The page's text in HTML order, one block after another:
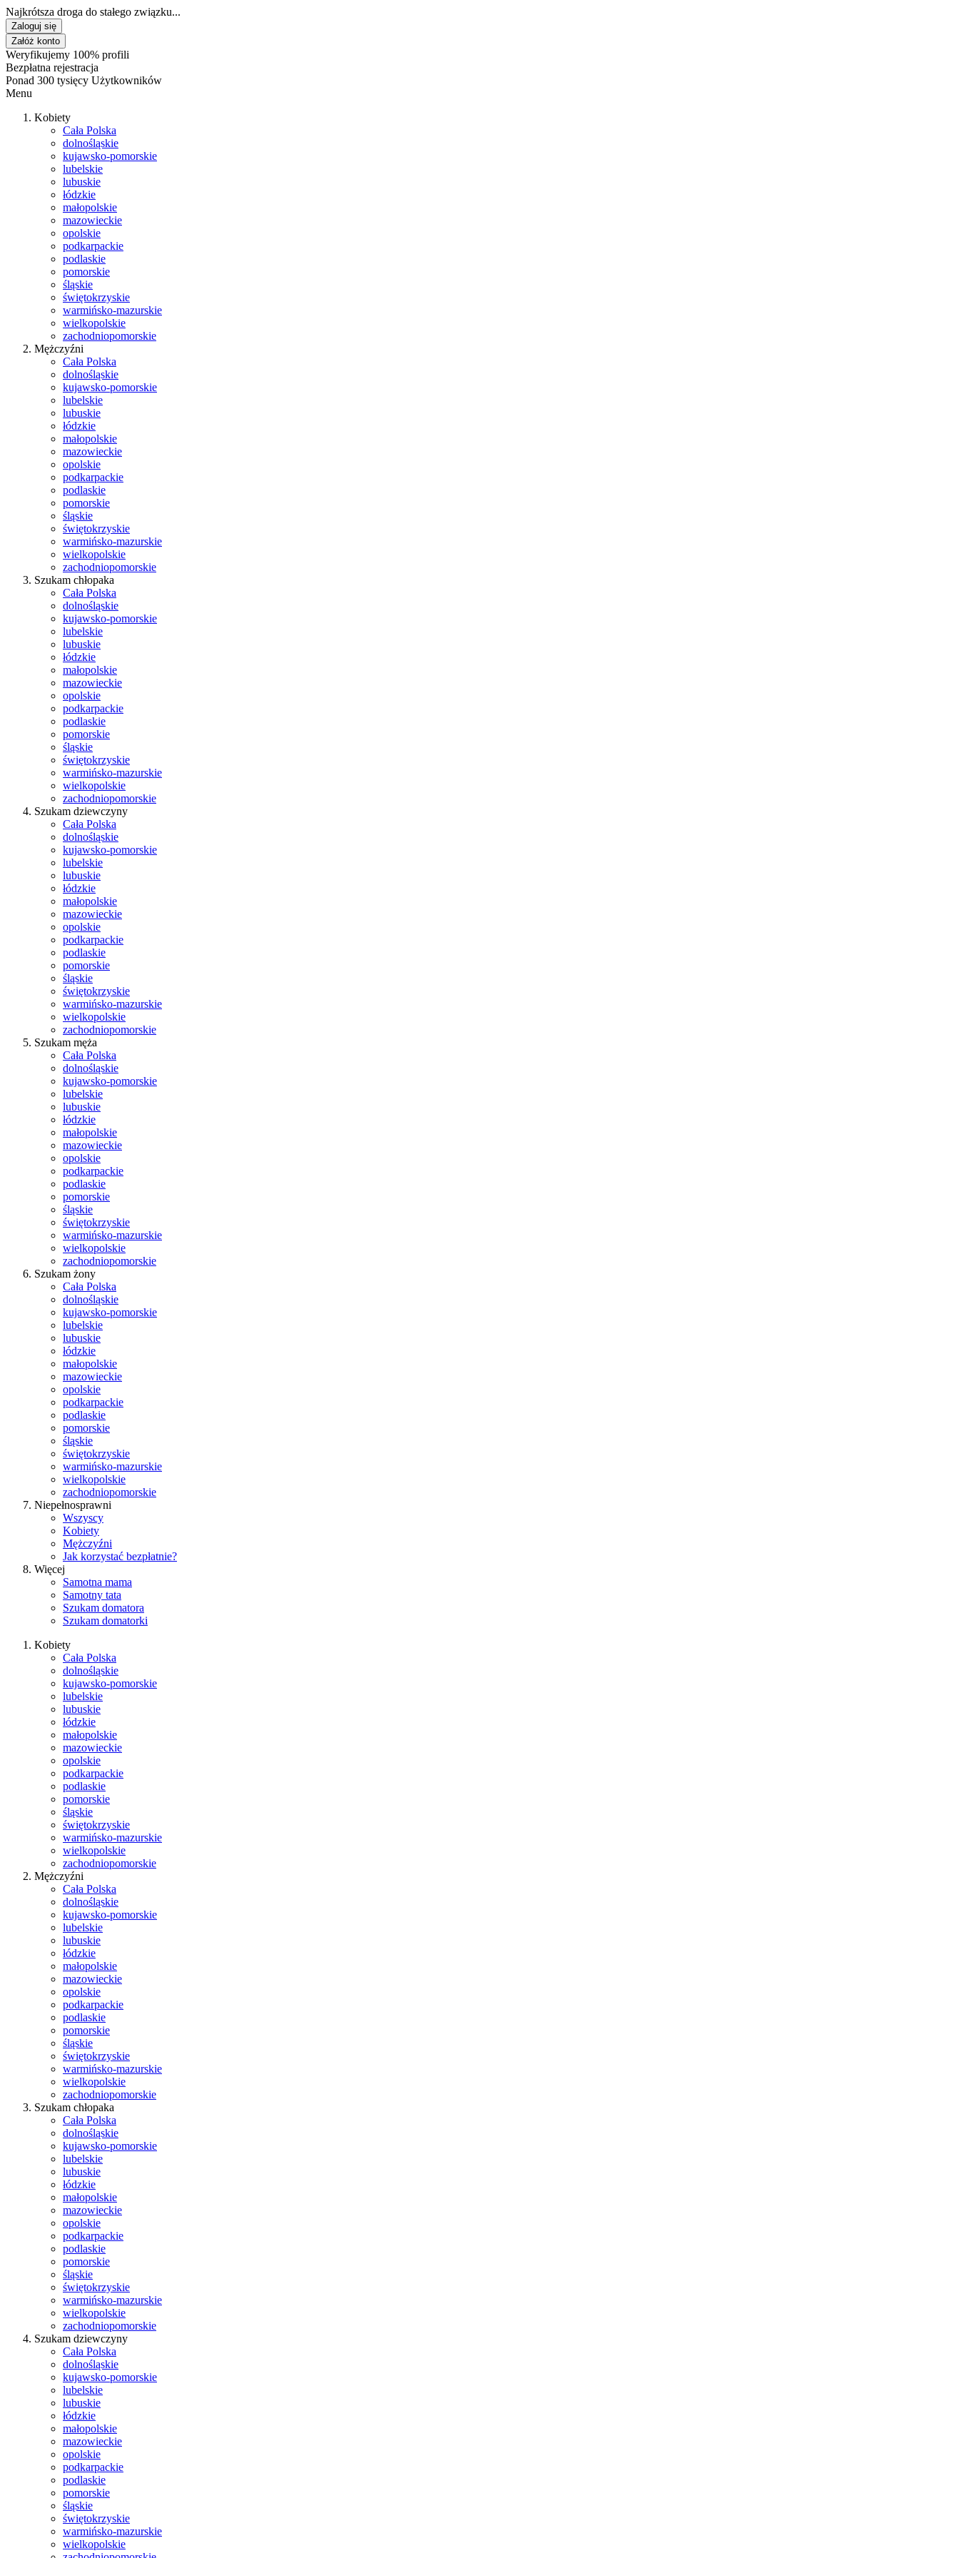
Najkrótsza droga do stałego związku...
Zaloguj się
Załóż konto
Weryfikujemy 100% profili
Bezpłatna rejestracja
Ponad 300 tysięcy Użytkowników
Menu
Kobiety
Cała Polska
dolnośląskie
kujawsko-pomorskie
lubelskie
lubuskie
łódzkie
małopolskie
mazowieckie
opolskie
podkarpackie
podlaskie
pomorskie
śląskie
świętokrzyskie
warmińsko-mazurskie
wielkopolskie
zachodniopomorskie
Mężczyźni
Cała Polska
dolnośląskie
kujawsko-pomorskie
lubelskie
lubuskie
łódzkie
małopolskie
mazowieckie
opolskie
podkarpackie
podlaskie
pomorskie
śląskie
świętokrzyskie
warmińsko-mazurskie
wielkopolskie
zachodniopomorskie
Szukam chłopaka
Cała Polska
dolnośląskie
kujawsko-pomorskie
lubelskie
lubuskie
łódzkie
małopolskie
mazowieckie
opolskie
podkarpackie
podlaskie
pomorskie
śląskie
świętokrzyskie
warmińsko-mazurskie
wielkopolskie
zachodniopomorskie
Szukam dziewczyny
Cała Polska
dolnośląskie
kujawsko-pomorskie
lubelskie
lubuskie
łódzkie
małopolskie
mazowieckie
opolskie
podkarpackie
podlaskie
pomorskie
śląskie
świętokrzyskie
warmińsko-mazurskie
wielkopolskie
zachodniopomorskie
Szukam męża
Cała Polska
dolnośląskie
kujawsko-pomorskie
lubelskie
lubuskie
łódzkie
małopolskie
mazowieckie
opolskie
podkarpackie
podlaskie
pomorskie
śląskie
świętokrzyskie
warmińsko-mazurskie
wielkopolskie
zachodniopomorskie
Szukam żony
Cała Polska
dolnośląskie
kujawsko-pomorskie
lubelskie
lubuskie
łódzkie
małopolskie
mazowieckie
opolskie
podkarpackie
podlaskie
pomorskie
śląskie
świętokrzyskie
warmińsko-mazurskie
wielkopolskie
zachodniopomorskie
Niepełnosprawni
Wszyscy
Kobiety
Mężczyźni
Jak korzystać bezpłatnie?
Więcej
Samotna mama
Samotny tata
Szukam domatora
Szukam domatorki
Kobiety
Cała Polska
dolnośląskie
kujawsko-pomorskie
lubelskie
lubuskie
łódzkie
małopolskie
mazowieckie
opolskie
podkarpackie
podlaskie
pomorskie
śląskie
świętokrzyskie
warmińsko-mazurskie
wielkopolskie
zachodniopomorskie
Mężczyźni
Cała Polska
dolnośląskie
kujawsko-pomorskie
lubelskie
lubuskie
łódzkie
małopolskie
mazowieckie
opolskie
podkarpackie
podlaskie
pomorskie
śląskie
świętokrzyskie
warmińsko-mazurskie
wielkopolskie
zachodniopomorskie
Szukam chłopaka
Cała Polska
dolnośląskie
kujawsko-pomorskie
lubelskie
lubuskie
łódzkie
małopolskie
mazowieckie
opolskie
podkarpackie
podlaskie
pomorskie
śląskie
świętokrzyskie
warmińsko-mazurskie
wielkopolskie
zachodniopomorskie
Szukam dziewczyny
Cała Polska
dolnośląskie
kujawsko-pomorskie
lubelskie
lubuskie
łódzkie
małopolskie
mazowieckie
opolskie
podkarpackie
podlaskie
pomorskie
śląskie
świętokrzyskie
warmińsko-mazurskie
wielkopolskie